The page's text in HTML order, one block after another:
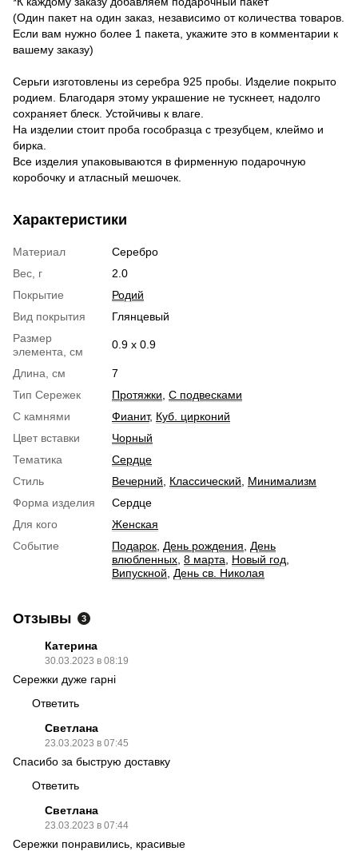
(Один пакет на один заказ, независимо от количества товаров.
Если вам нужно более 1 пакета, укажите это в комментарии к
вашему заказу)
Серьги изготовлены из серебра 925 пробы. Изделие покрыто
родием. Благодаря этому украшение не тускнеет, надолго
сохраняет блеск. Устойчивы к влаге.
На изделии стоит проба гособразца с трезубцем, клеймо и
бирка.
Все изделия упаковываются в фирменную подарочную
коробочку и атласный мешочек.
Характеристики
Материал
Серебро
Вес, г
2.0
Покрытие
Родий
Вид покрытия
Глянцевый
Размер
элемента, см
0.9 х 0.9
Длина, см
7
Тип Сережек
Протяжки С подвесками
С камнями
Фианит, Куб. цирконий
Цвет вставки
Чорный
Тематика
Сердце
Стиль
Вечерний Классический
Минимализм
Форма изделия
Сердце
Для кого
Женская
Событие
Подарок День рождения
День
влюбленных 8 марта Новый год
Випускной
День св. Николая
Отзывы 3
Катерина
30.03.2023 в 08:19
Сережки дуже гарні
Ответить
Светлана
23.03.2023 в 07:45
Спасибо за быструю доставку
Ответить
Светлана
23.03.2023 в 07:44
Сережки понравились, красивые